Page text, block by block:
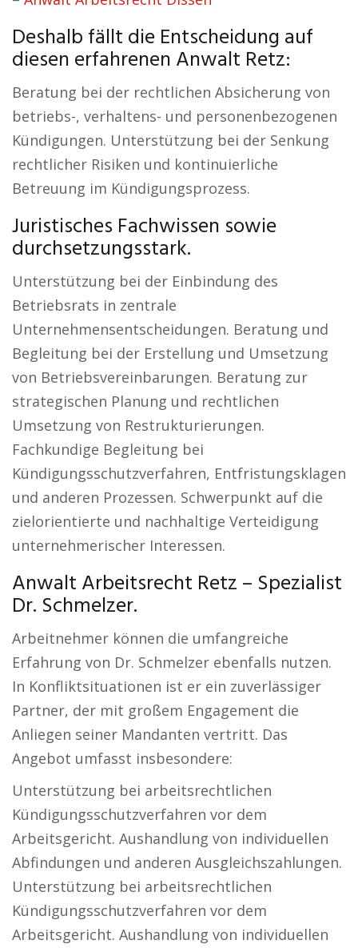
Deshalb fällt die Entscheidung auf
diesen erfahrenen Anwalt Retz:
Beratung bei der rechtlichen Absicherung von
betriebs-, verhaltens- und personenbezogenen
Kündigungen. Unterstützung bei der Senkung
rechtlicher Risiken und kontinuierliche
Betreuung im Kündigungsprozess.
Juristisches Fachwissen sowie
durchsetzungsstark.
Unterstützung bei der Einbindung des
Betriebsrats in zentrale
Unternehmensentscheidungen. Beratung und
Begleitung bei der Erstellung und Umsetzung
von Betriebsvereinbarungen. Beratung zur
strategischen Planung und rechtlichen
Umsetzung von Restrukturierungen.
Fachkundige Begleitung bei
Kündigungsschutzverfahren, Entfristungsklagen
und anderen Prozessen. Schwerpunkt auf die
zielorientierte und nachhaltige Verteidigung
unternehmerischer Interessen.
Anwalt Arbeitsrecht Retz – Spezialist
Dr. Schmelzer.
Arbeitnehmer können die umfangreiche
Erfahrung von Dr. Schmelzer ebenfalls nutzen.
In Konfliktsituationen ist er ein zuverlässiger
Partner, der mit großem Engagement die
Anliegen seiner Mandanten vertritt. Das
Angebot umfasst insbesondere:
Unterstützung bei arbeitsrechtlichen
Kündigungsschutzverfahren vor dem
Arbeitsgericht. Aushandlung von individuellen
Abfindungen und anderen Ausgleichszahlungen.
Unterstützung bei arbeitsrechtlichen
Kündigungsschutzverfahren vor dem
Arbeitsgericht. Aushandlung von individuellen